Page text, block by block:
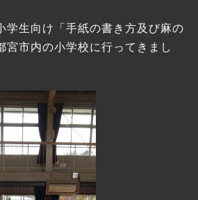
学生向け「手紙の書き方及び麻の
宮市内の小学校に行ってきまし